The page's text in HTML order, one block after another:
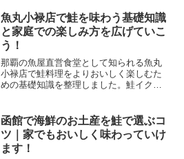
魚丸小禄店で鮭を味わう基礎知識
と家庭での楽しみ方を広げていこ
う！
那覇の魚屋直営食堂として知られる魚丸
小禄店で鮭料理をよりおいしく楽しむた
めの基礎知識を整理しました。鮭イクラ
一気に整理できます。
函館で海鮮のお土産を鮭で選ぶコ
ツ｜家でもおいしく味わっていけ
ます！